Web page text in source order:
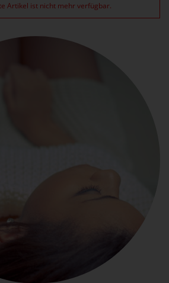
Artikel ist nicht mehr verfügbar.